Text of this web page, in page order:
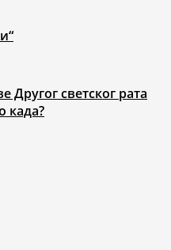
светског рата
када?